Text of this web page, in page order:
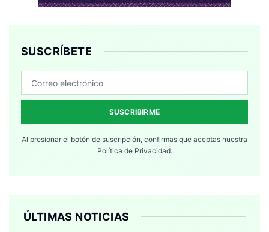
SUSCRÍBETE
SUSCRIBIRME
Al presionar el botón de suscripción, confirmas que aceptas nuestra
Política de Privacidad.
ÚLTIMAS NOTICIAS